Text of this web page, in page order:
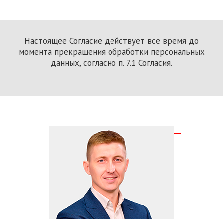
Настоящее Согласие действует все время до
момента прекращения обработки персональных
данных, согласно п. 7.1 Согласия.